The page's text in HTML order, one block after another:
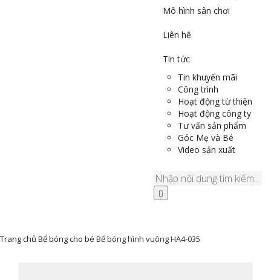
Mô hình sân chơi
Liên hệ
Tin tức
Tin khuyến mãi
Công trình
Hoạt động từ thiện
Hoạt động công ty
Tư vấn sản phẩm
Góc Mẹ và Bé
Video sản xuất
Trang chủ Bể bóng cho bé Bể bóng hình vuông HA4-035